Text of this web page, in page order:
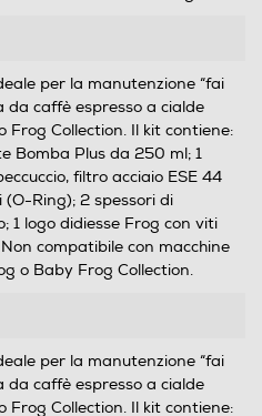
per la manutenzione “fai
da caffè espresso a cialde
Frog Collection. Il kit contiene:
Bomba Plus da 250 ml; 1
filtro acciaio ESE 44
Ring); 2 spessori di
1 logo didiesse Frog con viti
compatibile con macchine
o Baby Frog Collection.
per la manutenzione “fai
da caffè espresso a cialde
Frog Collection. Il kit contiene: